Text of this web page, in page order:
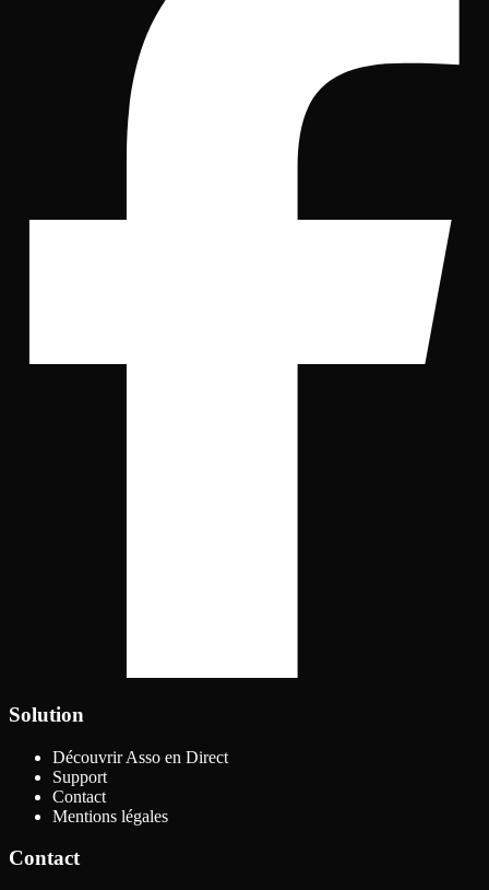
Solution
Découvrir Asso en Direct
Support
Contact
Mentions légales
Contact